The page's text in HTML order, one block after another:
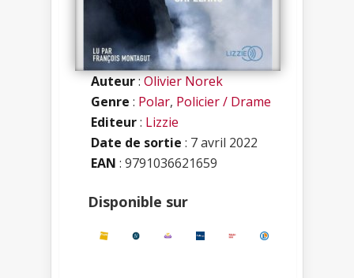
Auteur:Olivier Norek
Genre : Polar, Policier / Drame
Editeur: Lizzie
Date de sortie : 7 avril 2022
EAN : 9791036621659
Disponible sur